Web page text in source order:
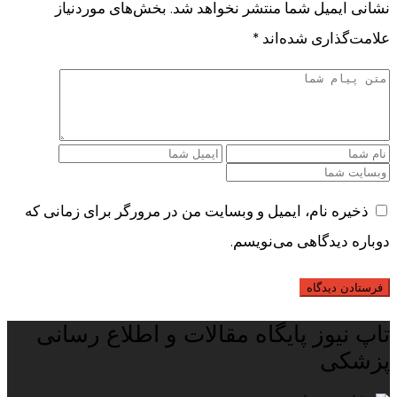
نشانی ایمیل شما منتشر نخواهد شد. بخش‌های موردنیاز
علامت‌گذاری شده‌اند *
ذخیره نام، ایمیل و وبسایت من در مرورگر برای زمانی که
دوباره دیدگاهی می‌نویسم.
تاپ نیوز پایگاه مقالات و اطلاع رسانی
پزشکی